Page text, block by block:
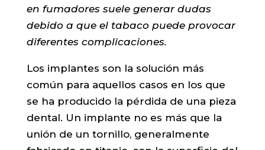
en fumadores suele generar dudas
debido a que el tabaco puede provocar
diferentes complicaciones.
Los implantes son la solución más
común para aquellos casos en los que
se ha producido la pérdida de una pieza
dental. Un implante no es más que la
unión de un tornillo, generalmente